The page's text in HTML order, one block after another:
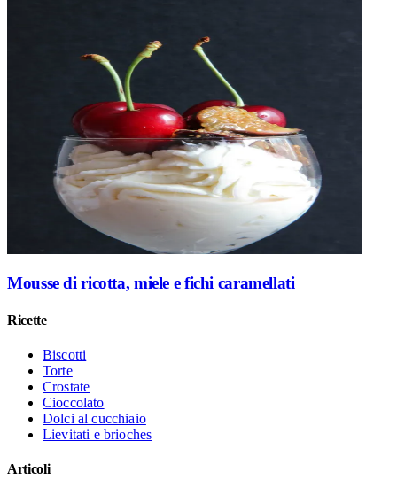
Mousse di ricotta, miele e fichi caramellati
Ricette
Biscotti
Torte
Crostate
Cioccolato
Dolci al cucchiaio
Lievitati e brioches
Articoli